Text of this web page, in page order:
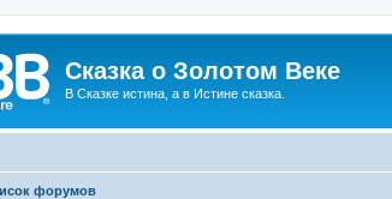
Сказка о Золотом Веке
В Сказке истина, а в Истине сказка.
форумов